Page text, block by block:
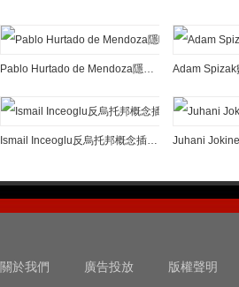
Pablo Hurtado de Mendoza隱喻內涵的概念插畫作品 Adam Spizak
Ismail Inceoglu反烏托邦概念插畫作品 Juhani
關於我們 廣告投放 版權聲明